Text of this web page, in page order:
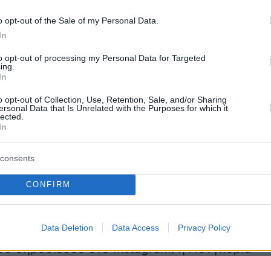
opt-out of the Sale of my Personal Data.
opt-out of processing my Personal Data for Targeted
opt-out of Collection, Use, Retention, Sale, and/or Sharing
Data that Is Unrelated with the Purposes for which it
CONFIRM
Data Deletion Data Access Privacy Policy
με δωρεά ύψους 1 εκατομμυρίου
να βοηθήσει να ανακάμψουν οι
που επλήγησαν από τη φωτιά.
σε όσους βρίσκονται στην
στις πυρκαγιές στο Λος Άντζελες
διάσημη ηθοποιός, γνωστή για την κοινωνική
έδωσε 50.000 δολάρια στην οργάνωση
Humanity», στηρίζοντας όσους βρίσκονται
και τις οικογένειες που επλήγησαν
δημοσίευσε στο Instagram, η Λονγκόρια